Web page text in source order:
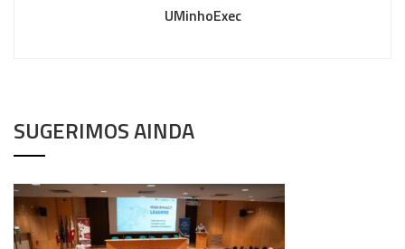
UMinhoExec
SUGERIMOS AINDA